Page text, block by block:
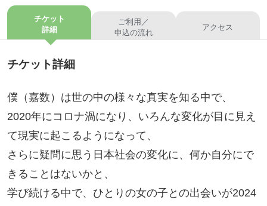
チケット
詳細
ご利用／
申込の流れ
アクセス
チケット詳細
僕（嘉数）は世の中の様々な真実を知る中で、
2020年にコロナ渦になり、いろんな変化が目に見え
て現実に起こるようになって、
さらに疑問に思う日本社会の変化に、何か自分にで
きることはないかと、
学び続ける中で、ひとりの女の子との出会いが2024